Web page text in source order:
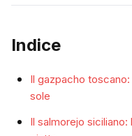
Indice
Il gazpacho
sole
Il salmorejo